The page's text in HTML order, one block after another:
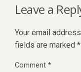
Leave a
Your email
fields are marked *
Comment*